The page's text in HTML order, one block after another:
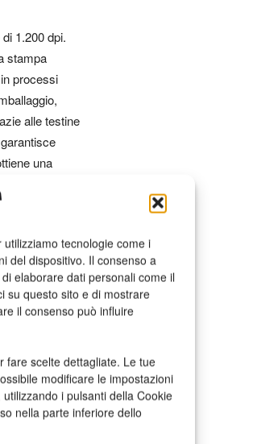
tecnologie come i
del dispositivo. Il consenso a
elaborare dati personali come il
su questo sito e di mostrare
il consenso può influire
fare scelte dettagliate. Le tue
modificare le impostazioni
i pulsanti della Cookie
nella parte inferiore dello
1.200 dpi.
stampa
processi
alle testine
una
che riduce la
in modo
congela
tipo di
e di
speciali
AccurioJet
Digital